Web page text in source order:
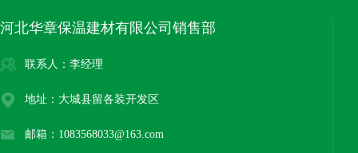
河北华章保温建材有限公司销售部
联系人：李经理
地址：大城县留各装开发区
邮箱：1083568033@163.com